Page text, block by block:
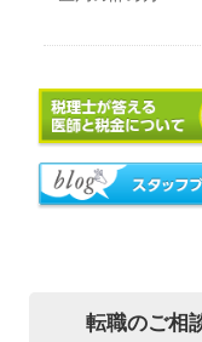
転職のご相